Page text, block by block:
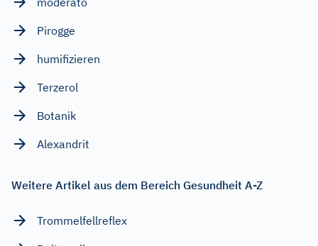
Pirogge
humifizieren
Terzerol
Botanik
Alexandrit
Weitere Artikel aus dem Bereich Gesundheit A-Z
Trommelfellreflex